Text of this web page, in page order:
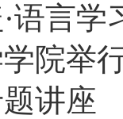
语言学
院举
讲座